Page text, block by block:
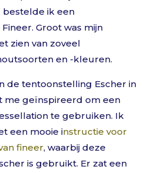
bestelde ik een
Groot was mijn
zien van zoveel
en -kleuren.
de tentoonstelling Escher in
me geïnspireerd om een
te gebruiken. Ik
een mooie instructie voor
fineer, waarbij deze
is gebruikt. Er zat een